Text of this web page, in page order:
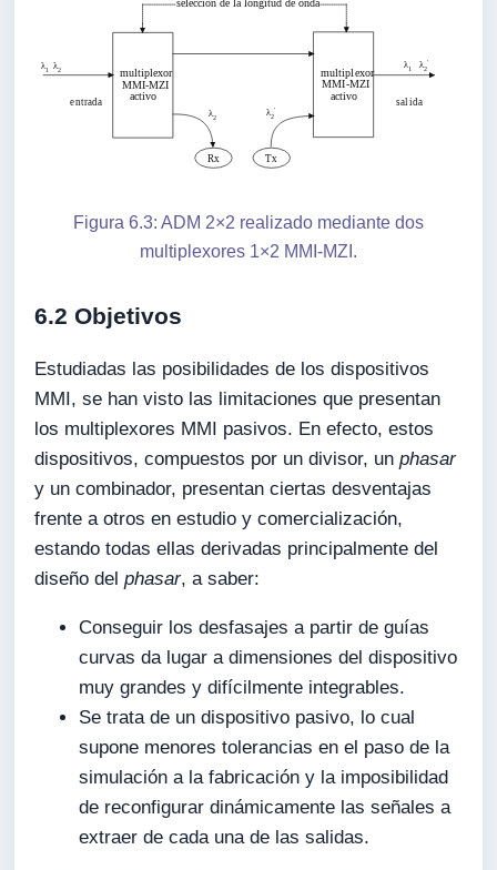
Figura 6.3: ADM 2×2 realizado mediante dos
multiplexores 1×2 MMI-MZI.
6.2 Objetivos
Estudiadas las posibilidades de los dispositivos
MMI, se han visto las limitaciones que presentan
los multiplexores MMI pasivos. En efecto, estos
dispositivos, compuestos por un divisor, unphasar
y un combinador, presentan ciertas desventajas
frente a otros en estudio y comercialización,
estando todas ellas derivadas principalmente del
diseño delphasar, a saber:
Conseguir los desfasajes a partir de guías
curvas da lugar a dimensiones del dispositivo
muy grandes y difícilmente integrables.
Se trata de un dispositivo pasivo, lo cual
supone menores tolerancias en el paso de la
simulación a la fabricación y la imposibilidad
de reconfigurar dinámicamente las señales a
extraer de cada una de las salidas.